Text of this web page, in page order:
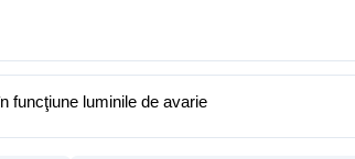
funcţiune luminile de avarie